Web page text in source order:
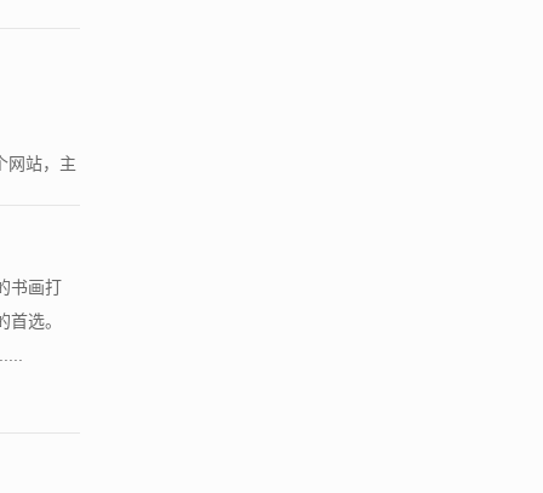
网站，主
书画打
选。